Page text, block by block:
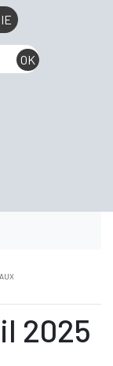
2025